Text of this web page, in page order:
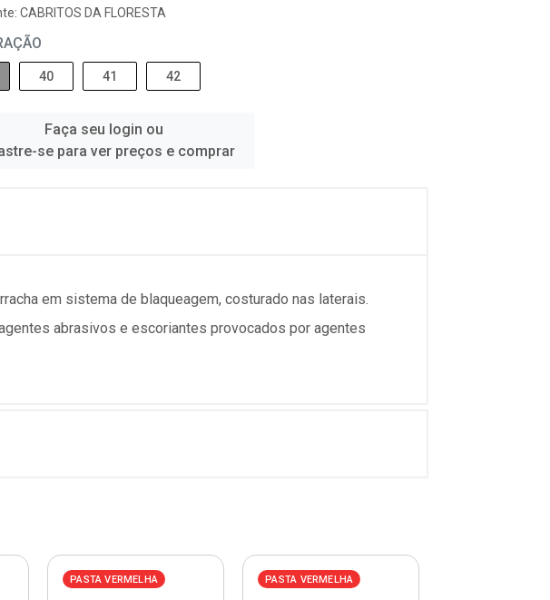
CABRITOS DA FLORESTA
40 41 42
Faça seu login ou
se para ver preços e comprar
em sistema de blaqueagem, costurado nas laterais.
abrasivos e escoriantes provocados por agentes
PASTA VERMELHA PASTA VERMELHA